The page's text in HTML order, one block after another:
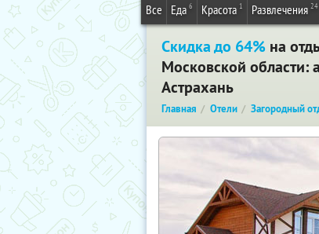
Все Еда 6 Красота 1 Развлечения 24
Скидка до 64% на
Московской области:
Астрахань
Главная Отели Загородный